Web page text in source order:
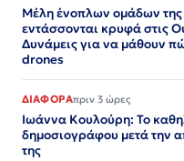
Μέλη ένοπλων ομάδων
εντάσσονται κρυφά στις
Δυνάμεις για να μάθουν
drones
ΔΙΑΦΟΡΑπριν 3 ώρες
Ιωάννα Κουλούρη: Το
δημοσιογράφου μετά την
της